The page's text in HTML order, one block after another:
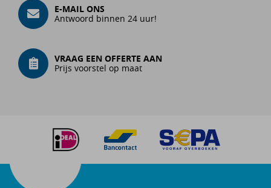
E-MAIL ONS
Antwoord binnen 24 uur!
VRAAG EEN OFFERTE AAN
Prijs voorstel op maat